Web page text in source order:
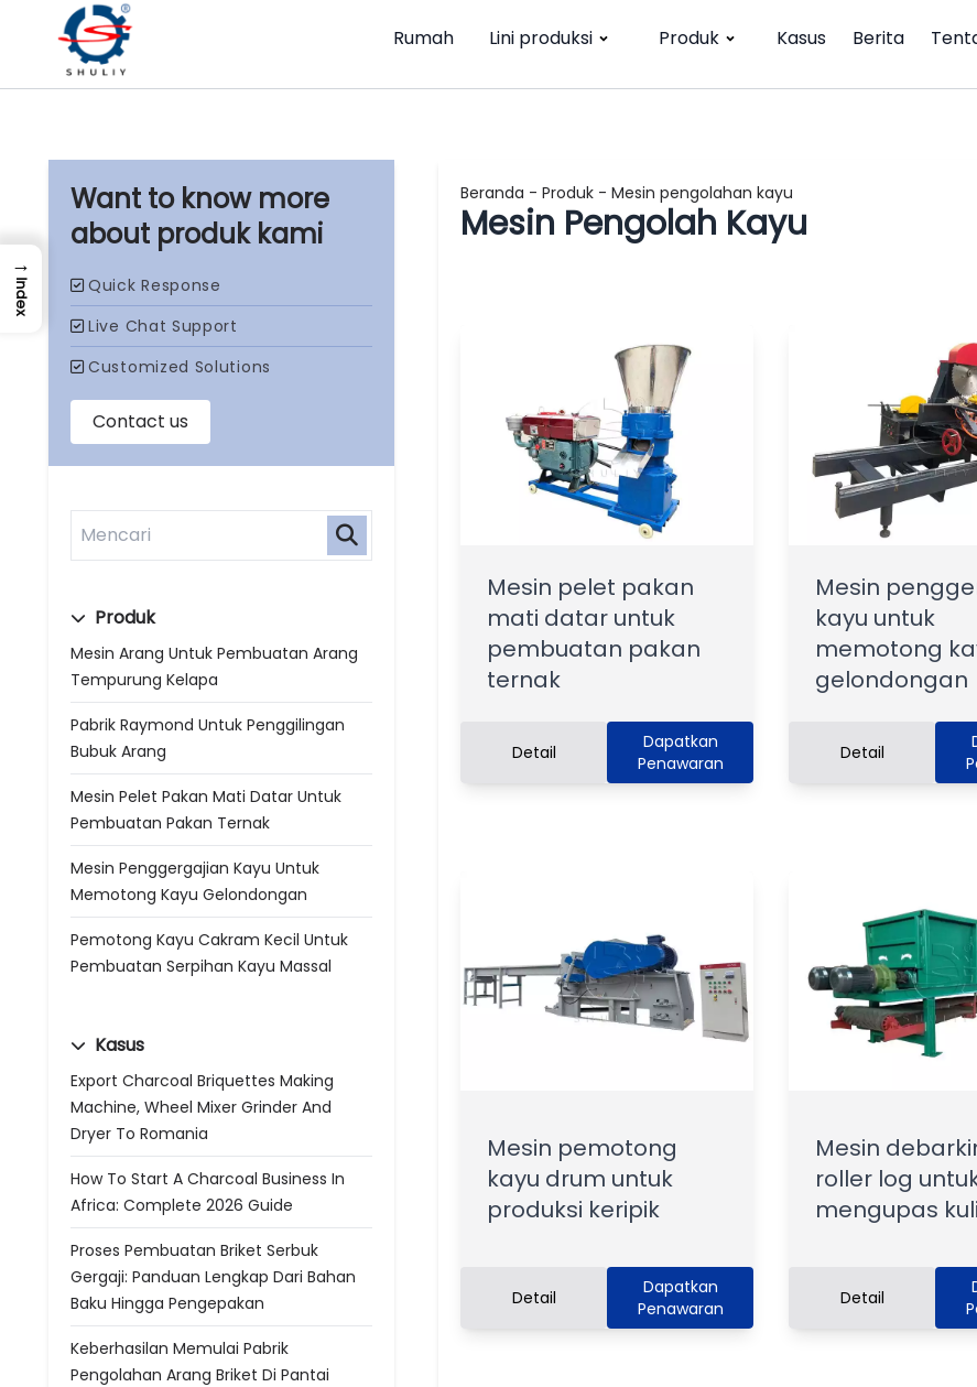
Rumah Lini produksi Produk Kasus Berita
produk kami
Produk
Mesin Arang Untuk Pembuatan Arang
Tempurung Kelapa
Pabrik Raymond Untuk Penggilingan
Bubuk Arang
Mesin Pelet Pakan Mati Datar Untuk
Pembuatan Pakan Ternak
Mesin Penggergajian Kayu Untuk
Memotong Kayu Gelondongan
Pemotong Kayu Cakram Kecil Untuk
Pembuatan Serpihan Kayu Massal
Kasus
Export Charcoal Briquettes Making
Machine, Wheel Mixer Grinder And
Dryer To Romania
How To Start A Charcoal Business In
Africa: Complete 2026 Guide
Proses Pembuatan Briket Serbuk
Gergaji: Panduan Lengkap Dari Bahan
Baku Hingga Pengepakan
Keberhasilan Memulai Pabrik
Pengolahan Arang Briket Di Pantai
Beranda - Produk - Mesin pengolahan kayu
Mesin Pengolah Kayu
Mesin pelet pakan
mati datar untuk
pembuatan pakan
ternak
Detail
Dapatkan
Penawaran
Mesin
kayu untuk
memotong
gelondongan
Detail
Mesin pemotong
kayu drum untuk
produksi keripik
Detail
Dapatkan
Penawaran
Mesin
roller log
mengupas
Detail
→
Index